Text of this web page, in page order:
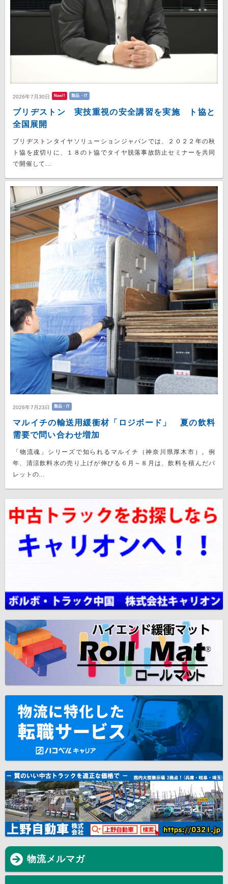
2026年7月30日 New!! 製品・IT
ブリヂストン 実技重視の安全講習を実施 ト協と
全国展開
ブリヂストンタイヤソリューションジャパンでは、２０２２年の秋
ト協を皮切りに、１８のト協でタイヤ脱落事故防止セミナーを共同
で開催して...
2026年7月23日 製品・IT
マルイチの輸送用緩衝材「ロジボード」 夏の飲料
需要で問い合わせ増加
「物流魂」シリーズで知られるマルイチ（神奈川県厚木市）。例
年、清涼飲料水の売り上げが伸びる６月～８月は、飲料を積んだパ
レットの...
物流メルマガ